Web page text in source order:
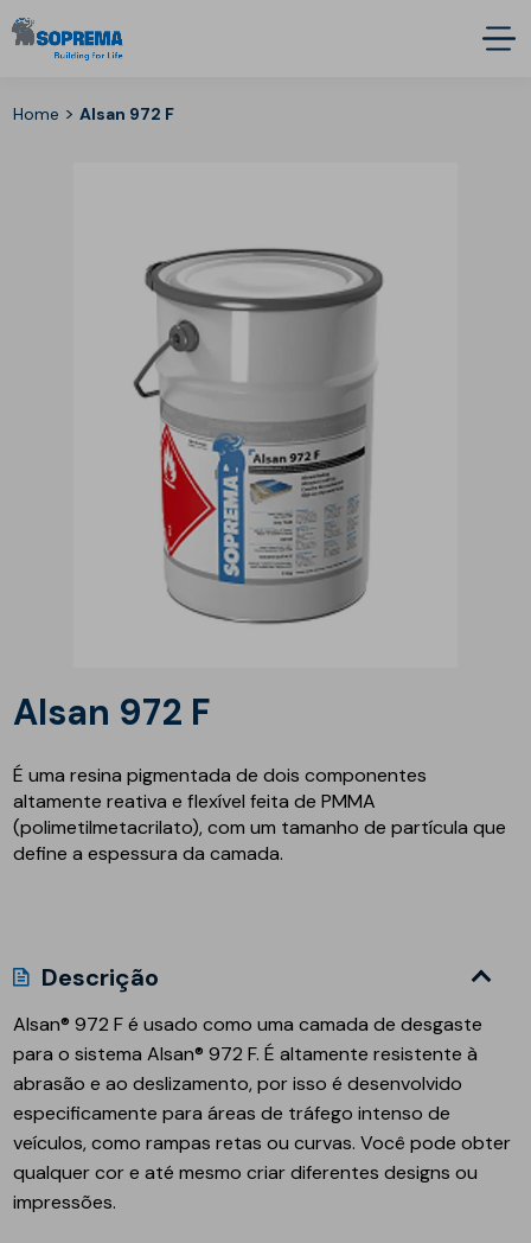
Home >Alsan 972 F
Alsan 972 F
É uma resina pigmentada de dois componentes
altamente reativa e flexível feita de PMMA
(polimetilmetacrilato), com um tamanho de partícula que
define a espessura da camada.
Descrição
Alsan® 972 F é usado como uma camada de desgaste
para o sistema Alsan® 972 F. É altamente resistente à
abrasão e ao deslizamento, por isso é desenvolvido
especificamente para áreas de tráfego intenso de
veículos, como rampas retas ou curvas. Você pode obter
qualquer cor e até mesmo criar diferentes designs ou
impressões.